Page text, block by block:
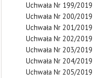
Uchwała Nr 199/2019
Uchwała Nr 200/2019
Uchwała Nr 201/2019
Uchwała Nr 202/2019
Uchwała Nr 203/2019
Uchwała Nr 204/2019
Uchwała Nr 205/2019